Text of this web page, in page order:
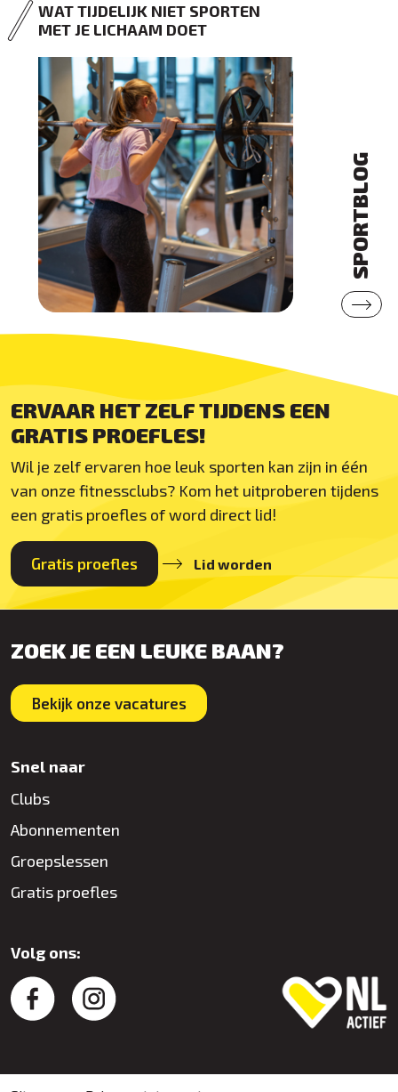
WAT TIJDELIJK NIET SPORTEN
MET JE LICHAAM DOET
SPORTBLOG
ERVAAR HET ZELF TIJDENS EEN
GRATIS PROEFLES!
Wil je zelf ervaren hoe leuk sporten kan zijn in één
van onze fitnessclubs? Kom het uitproberen tijdens
een gratis proefles of word direct lid!
Gratis proefles Lid worden
ZOEK JE EEN LEUKE BAAN?
Bekijk onze vacatures
Snel naar
Clubs
Abonnementen
Groepslessen
Gratis proefles
Volg ons: